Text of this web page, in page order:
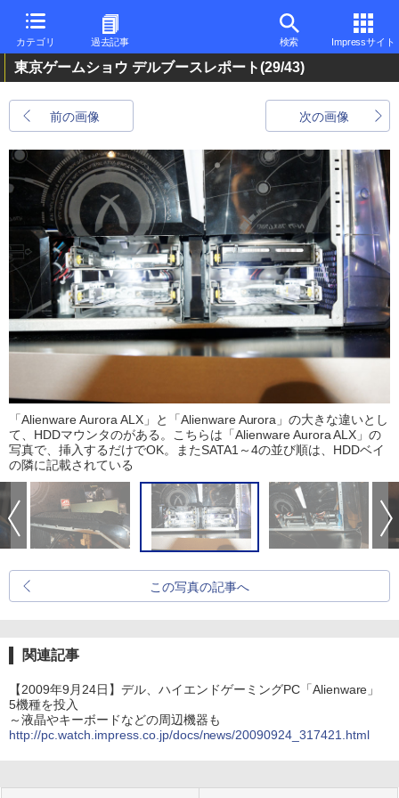
カテゴリ 過去記事 検索 Impressサイト
東京ゲームショウ デルブースレポート(29/43)
前の画像 次の画像
「Alienware Aurora ALX」と「Alienware Aurora」の大きな違いとし
て、HDDマウンタのがある。こちらは「Alienware Aurora ALX」の
写真で、挿入するだけでOK。またSATA1～4の並び順は、HDDベイ
の隣に記載されている
この写真の記事へ
関連記事
【2009年9月24日】デル、ハイエンドゲーミングPC「Alienware」
5機種を投入
～液晶やキーボードなどの周辺機器も
http://pc.watch.impress.co.jp/docs/news/20090924_317421.html